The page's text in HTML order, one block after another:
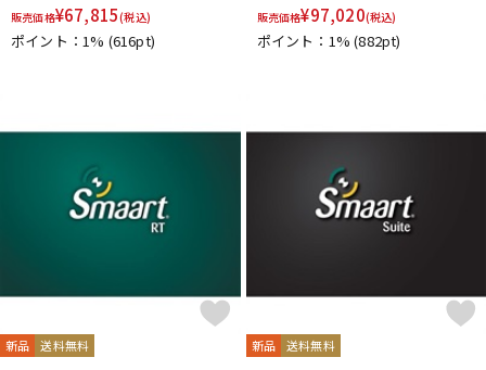
DJ機器 DTM
配信/ライブ機器 楽器アクセサリ
販売価格¥67,815(税込)
ポイント：1% (616pt)
販売価格¥97,020(税込)
ポイント：1%(882pt)
新品 送料無料 新品 送料無料